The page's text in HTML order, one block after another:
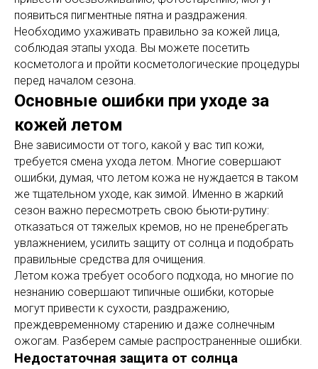
появиться пигментные пятна и раздражения.
Необходимо ухаживать правильно за кожей лица,
соблюдая этапы ухода. Вы можете посетить
косметолога и пройти косметологические процедуры
перед началом сезона.
Основные ошибки при уходе за
кожей летом
Вне зависимости от того, какой у вас тип кожи,
требуется смена ухода летом. Многие совершают
ошибки, думая, что летом кожа не нуждается в таком
же тщательном уходе, как зимой. Именно в жаркий
сезон важно пересмотреть свою бьюти-рутину:
отказаться от тяжелых кремов, но не пренебрегать
увлажнением, усилить защиту от солнца и подобрать
правильные средства для очищения.
Летом кожа требует особого подхода, но многие по
незнанию совершают типичные ошибки, которые
могут привести к сухости, раздражению,
преждевременному старению и даже солнечным
ожогам. Разберем самые распространенные ошибки.
Недостаточная защита от солнца